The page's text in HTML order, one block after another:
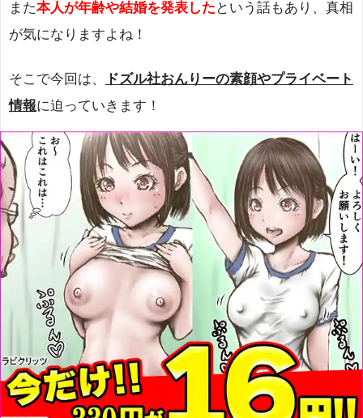
また本人が年齢や結婚を発表した という話もあり、真相
が気になりますよね！
そこで今回は、
ドズル社おんりーの素顔やプライベート
情報に迫っていきます！